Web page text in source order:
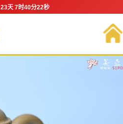
23天 7时40分21秒